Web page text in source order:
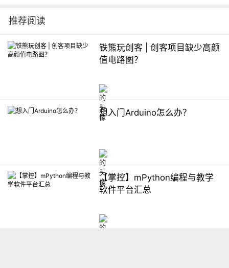
推荐阅读
铁熊玩创客 | 创客项目缺少高颜
值电路图？
想入门Arduino怎么办？
【掌控】mPython编程与教学
软件平台汇总